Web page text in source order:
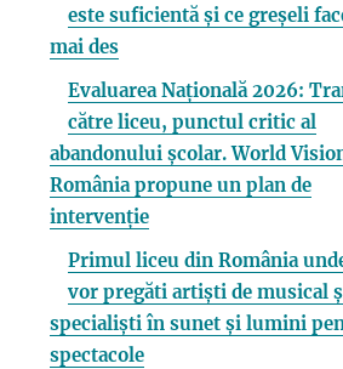
este suficientă și ce greșeli
mai des
Evaluarea Națională 2026:
către liceu, punctul critic al
abandonului școlar. World
România propune un plan de
intervenție
Primul liceu din România
vor pregăti artiști de musical
specialiști în sunet și lumini
spectacole